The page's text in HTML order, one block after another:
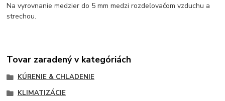
Na vyrovnanie medzier do 5 mm medzi rozdeľovačom vzduchu a
strechou.
Tovar zaradený v kategóriách
KÚRENIE & CHLADENIE
KLIMATIZÁCIE